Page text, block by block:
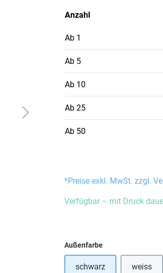
Anzahl
Ab 1
Ab 5
Ab 10
Ab 25
Ab 50
*Preise exkl. MwSt. zzgl.
Verfügbar – mit Druck
Außenfarbeauswählen
schwarz weiss